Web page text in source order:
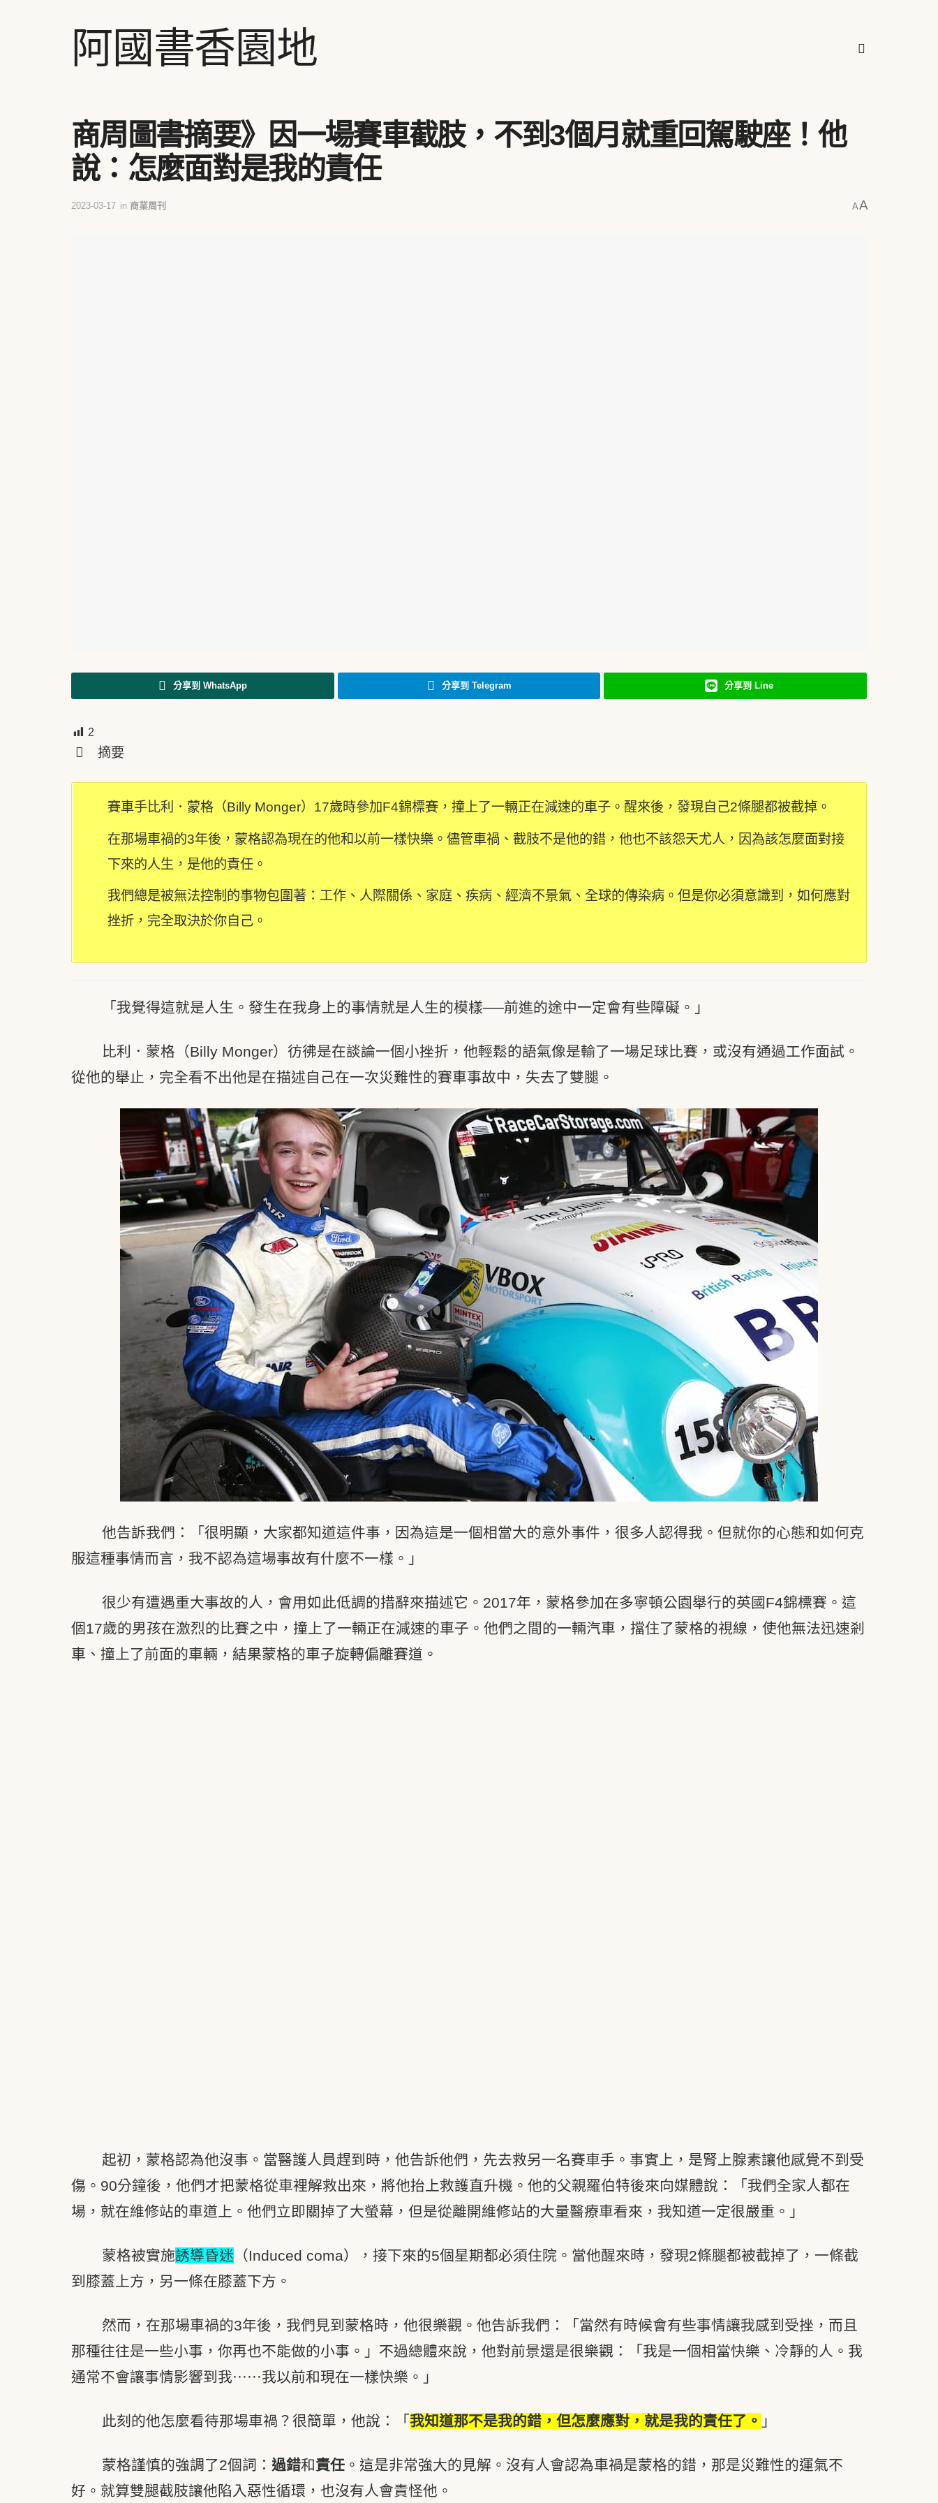
阿國書香園地
商周圖書摘要》因一場賽車截肢，不到3個月就重回駕駛座！他
說：怎麼面對是我的責任
2023-03-17 in 商業周刊 AA
分享到 WhatsApp 分享到 Telegram 分享到 Line
2
摘要
賽車手比利．蒙格（Billy Monger）17歲時參加F4錦標賽，撞上了一輛正在減速的車子。醒來後，發現自己2條腿都被截掉。
在那場車禍的3年後，蒙格認為現在的他和以前一樣快樂。儘管車禍、截肢不是他的錯，他也不該怨天尤人，因為該怎麼面對接
下來的人生，是他的責任。
我們總是被無法控制的事物包圍著：工作、人際關係、家庭、疾病、經濟不景氣、全球的傳染病。但是你必須意識到，如何應對
挫折，完全取決於你自己。
「我覺得這就是人生。發生在我身上的事情就是人生的模樣──前進的途中一定會有些障礙。」
比利．蒙格（Billy Monger）彷彿是在談論一個小挫折，他輕鬆的語氣像是輸了一場足球比賽，或沒有通過工作面試。
從他的舉止，完全看不出他是在描述自己在一次災難性的賽車事故中，失去了雙腿。
他告訴我們：「很明顯，大家都知道這件事，因為這是一個相當大的意外事件，很多人認得我。但就你的心態和如何克
服這種事情而言，我不認為這場事故有什麼不一樣。」
很少有遭遇重大事故的人，會用如此低調的措辭來描述它。2017年，蒙格參加在多寧頓公園舉行的英國F4錦標賽。這
個17歲的男孩在激烈的比賽之中，撞上了一輛正在減速的車子。他們之間的一輛汽車，擋住了蒙格的視線，使他無法迅速剎
車、撞上了前面的車輛，結果蒙格的車子旋轉偏離賽道。
起初，蒙格認為他沒事。當醫護人員趕到時，他告訴他們，先去救另一名賽車手。事實上，是腎上腺素讓他感覺不到受
傷。90分鐘後，他們才把蒙格從車裡解救出來，將他抬上救護直升機。他的父親羅伯特後來向媒體說：「我們全家人都在
場，就在維修站的車道上。他們立即關掉了大螢幕，但是從離開維修站的大量醫療車看來，我知道一定很嚴重。」
蒙格被實施誘導昏迷 （Induced coma），接下來的5個星期都必須住院。當他醒來時，發現2條腿都被截掉了，一條截
到膝蓋上方，另一條在膝蓋下方。
然而，在那場車禍的3年後，我們見到蒙格時，他很樂觀。他告訴我們：「當然有時候會有些事情讓我感到受挫，而且
那種往往是一些小事，你再也不能做的小事。」不過總體來說，他對前景還是很樂觀：「我是一個相當快樂、冷靜的人。我
通常不會讓事情影響到我⋯⋯我以前和現在一樣快樂。」
此刻的他怎麼看待那場車禍？很簡單，他說：「 我知道那不是我的錯，但怎麼應對，就是我的責任了。 」
蒙格謹慎的強調了2個詞： 過錯和責任。這是非常強大的見解。沒有人會認為車禍是蒙格的錯，那是災難性的運氣不
好。就算雙腿截肢讓他陷入惡性循環，也沒有人會責怪他。